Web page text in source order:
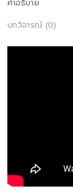
คำอธิบาย
บทวิจารณ์ (0)